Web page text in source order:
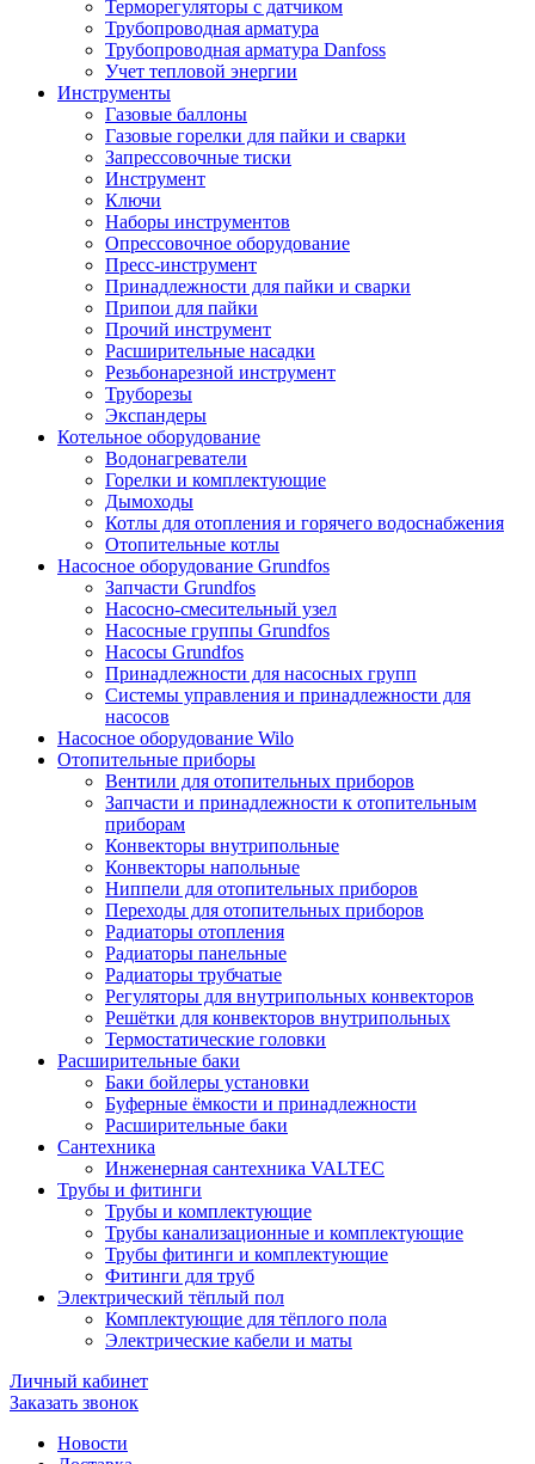
Терморегуляторы с датчиком
Трубопроводная арматура
Трубопроводная арматура Danfoss
Учет тепловой энергии
Инструменты
Газовые баллоны
Газовые горелки для пайки и сварки
Запрессовочные тиски
Инструмент
Ключи
Наборы инструментов
Опрессовочное оборудование
Пресс-инструмент
Принадлежности для пайки и сварки
Припои для пайки
Прочий инструмент
Расширительные насадки
Резьбонарезной инструмент
Труборезы
Экспандеры
Котельное оборудование
Водонагреватели
Горелки и комплектующие
Дымоходы
Котлы для отопления и горячего водоснабжения
Отопительные котлы
Насосное оборудование Grundfos
Запчасти Grundfos
Насосно-смесительный узел
Насосные группы Grundfos
Насосы Grundfos
Принадлежности для насосных групп
Системы управления и принадлежности для
насосов
Насосное оборудование Wilo
Отопительные приборы
Вентили для отопительных приборов
Запчасти и принадлежности к отопительным
приборам
Конвекторы внутрипольные
Конвекторы напольные
Ниппели для отопительных приборов
Переходы для отопительных приборов
Радиаторы отопления
Радиаторы панельные
Радиаторы трубчатые
Регуляторы для внутрипольных конвекторов
Решётки для конвекторов внутрипольных
Термостатические головки
Расширительные баки
Баки бойлеры установки
Буферные ёмкости и принадлежности
Расширительные баки
Сантехника
Инженерная сантехника VALTEC
Трубы и фитинги
Трубы и комплектующие
Трубы канализационные и комплектующие
Трубы фитинги и комплектующие
Фитинги для труб
Электрический тёплый пол
Комплектующие для тёплого пола
Электрические кабели и маты
Личный кабинет
Заказать звонок
Новости